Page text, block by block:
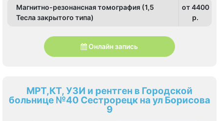
Магнитно-резонансная томография (1,5
Тесла закрытого типа)
от 4400
p.
Онлайн запись
МРТ,КТ, УЗИ и рентген в Городской
больнице №40 Сестрорецк на ул Борисова
9